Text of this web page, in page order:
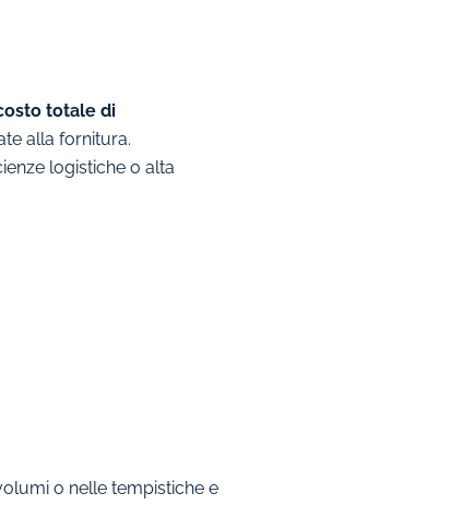
totale di
alla fornitura.
logistiche o alta
o nelle tempistiche e